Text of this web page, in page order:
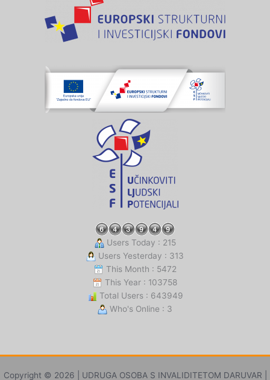
Users Today : 215
Users Yesterday : 313
This Month : 5472
This Year : 103758
Total Users : 643949
Who's Online : 3
Copyright © 2026 | UDRUGA OSOBA S INVALIDITETOM DARUVAR |